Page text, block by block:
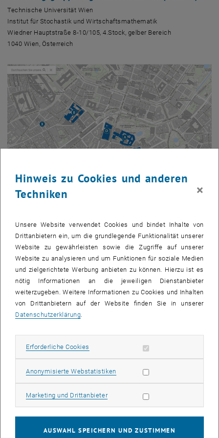
Technische Universität Wien
Institut für Stochastik und Wirtschaftsmathematik
Wiedner Hauptstraße 8-10/105, 4.Stock, gelber Bereich
1040 Wien, Österreich
Leiterin
Univ.Prof.in
Hinweis zu Cookies und anderen
Techniken
×
Unsere Website verwendet Cookies und bindet Inhalte von
Drittanbietern ein, um die grundlegende Funktionalität unserer
Website zu gewährleisten sowie die Zugriffe auf unserer
Website zu analysieren und um Funktionen für soziale Medien
und zielgerichtete Werbung anbieten zu können. Hierzu ist es
nötig Informationen an die jeweiligen Dienstanbieter
weiterzugeben. Weitere Informationen zu Cookies und Inhalten
von Drittanbietern auf der Website finden Sie in unserer
Datenschutzerklärung
Erforderliche Cookies Erforderliche Cookies zulassen
Anonymisierte WebstatistikenStatistik Cookies zulassen
Marketing und DrittanbieterMarketing Cookies zulassen
AUSWAHL SPEICHERN UND ZUSTIMMEN